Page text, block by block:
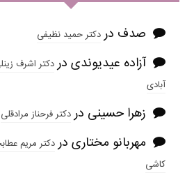
صدف دردکتر حمید نظیفی
آزاده عیدیوندی دردکتر اشرف
آبادی
زهرا حسینی دردکتر فرحناز مرادقلی
مهربانو مختاری دردکتر مریم
کاشی